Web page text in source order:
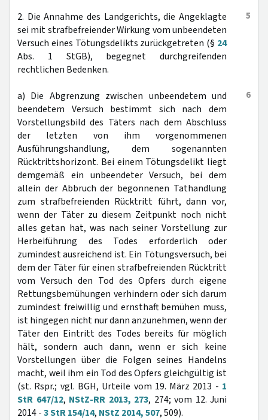
5
2. Die Annahme des Landgerichts, die Angeklagte
sei mit strafbefreiender Wirkung vom unbeendeten
Versuch eines Tötungsdelikts zurückgetreten (§ 24
Abs. 1 StGB), begegnet durchgreifenden
rechtlichen Bedenken.
6
a) Die Abgrenzung zwischen unbeendetem und
beendetem Versuch bestimmt sich nach dem
Vorstellungsbild des Täters nach dem Abschluss
der letzten von ihm vorgenommenen
Ausführungshandlung, dem sogenannten
Rücktrittshorizont. Bei einem Tötungsdelikt liegt
demgemäß ein unbeendeter Versuch, bei dem
allein der Abbruch der begonnenen Tathandlung
zum strafbefreienden Rücktritt führt, dann vor,
wenn der Täter zu diesem Zeitpunkt noch nicht
alles getan hat, was nach seiner Vorstellung zur
Herbeiführung des Todes erforderlich oder
zumindest ausreichend ist. Ein Tötungsversuch, bei
dem der Täter für einen strafbefreienden Rücktritt
vom Versuch den Tod des Opfers durch eigene
Rettungsbemühungen verhindern oder sich darum
zumindest freiwillig und ernsthaft bemühen muss,
ist hingegen nicht nur dann anzunehmen, wenn der
Täter den Eintritt des Todes bereits für möglich
hält, sondern auch dann, wenn er sich keine
Vorstellungen über die Folgen seines Handelns
macht, weil ihm ein Tod des Opfers gleichgültig ist
(st. Rspr.; vgl. BGH, Urteile vom 19. März 2013 - 1
StR 647/12, NStZ-RR 2013, 273, 274; vom 12. Juni
2014 -3 StR 154/14, NStZ 2014, 507, 509).